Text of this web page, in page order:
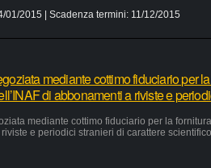
01/2015 | Scadenza termini: 11/12/2015
mediante cottimo fiduciario per
di abbonamenti a riviste e
mediante cottimo fiduciario per la
e periodici stranieri di carattere scientifico